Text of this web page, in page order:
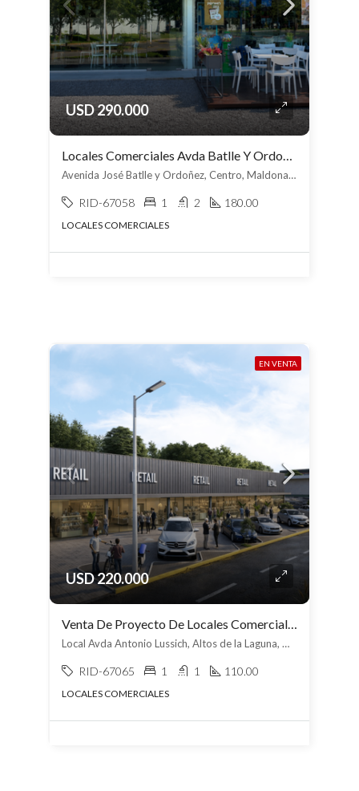
USD 290.000
Locales Comerciales Avda Batlle Y Ordoñez
Avenida José Batlle y Ordoñez, Centro, Maldonado
RID-67058 1 2 180.00
LOCALES COMERCIALES
EN VENTA
USD 220.000
Venta De Proyecto De Locales Comerciales, Avda Lussich Maldonado
Local Avda Antonio Lussich, Altos de la Laguna, Maldonado
RID-67065 1 1 110.00
LOCALES COMERCIALES